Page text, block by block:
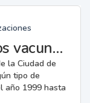
Vacunas aplicadas en los vacunatorios
la Ciudad de
tipo de
año 1999 hasta